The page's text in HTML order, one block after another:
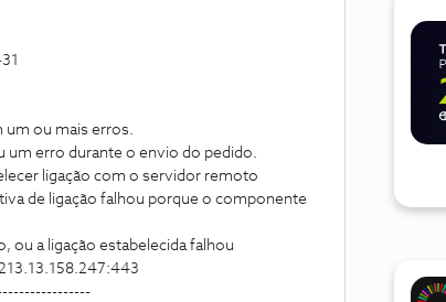
ou mais erros.
erro durante o envio do pedido.
ligação com o servidor remoto
de ligação falhou porque o componente
ligação estabelecida falhou